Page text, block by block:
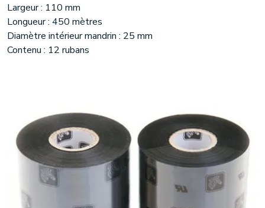
Largeur : 110 mm
Longueur : 450 mètres
Diamètre intérieur mandrin : 25 mm
Contenu : 12 rubans